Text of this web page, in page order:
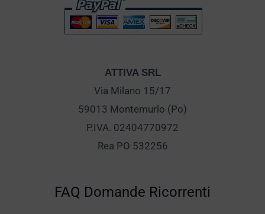
ATTIVA SRL
Via Milano 15/17
59013 Montemurlo (Po)
P.IVA. 02404770972
Rea PO 532256
FAQ Domande Ricorrenti